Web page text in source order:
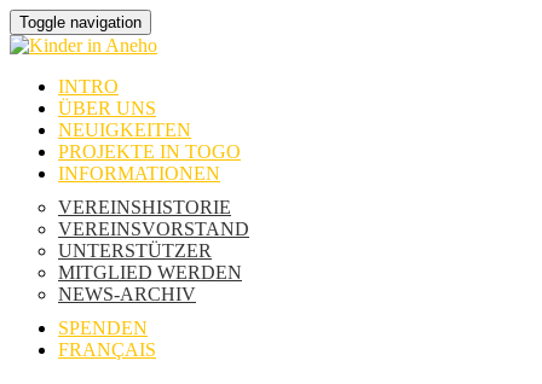
Toggle navigation
INTRO
ÜBER UNS
NEUIGKEITEN
PROJEKTE IN TOGO
INFORMATIONEN
VEREINSHISTORIE
VEREINSVORSTAND
UNTERSTÜTZER
MITGLIED WERDEN
NEWS-ARCHIV
SPENDEN
FRANÇAIS